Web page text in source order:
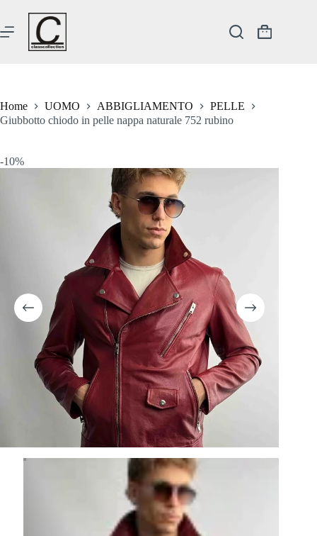
contenuto
Carrello
Home UOMO ABBIGLIAMENTO
PELLE
Giubbotto chiodo in pelle nappa naturale 752 rubino
-10%